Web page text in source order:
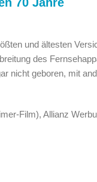
und ältesten
des
nicht geboren, mit
Film), Allianz